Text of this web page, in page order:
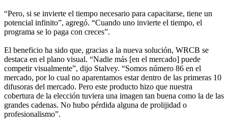
“Pero, si se invierte el tiempo necesario para capacitarse, tiene un
potencial infinito”, agregó. “Cuando uno invierte el tiempo, el
programa se lo paga con creces”.
El beneficio ha sido que, gracias a la nueva solución, WRCB se
destaca en el plano visual. “Nadie más [en el mercado] puede
competir visualmente”, dijo Stalvey. “Somos número 86 en el
mercado, por lo cual no aparentamos estar dentro de las primeras 10
difusoras del mercado. Pero este producto hizo que nuestra
cobertura de la elección tuviera una imagen tan buena como la de las
grandes cadenas. No hubo pérdida alguna de prolijidad o
profesionalismo”.